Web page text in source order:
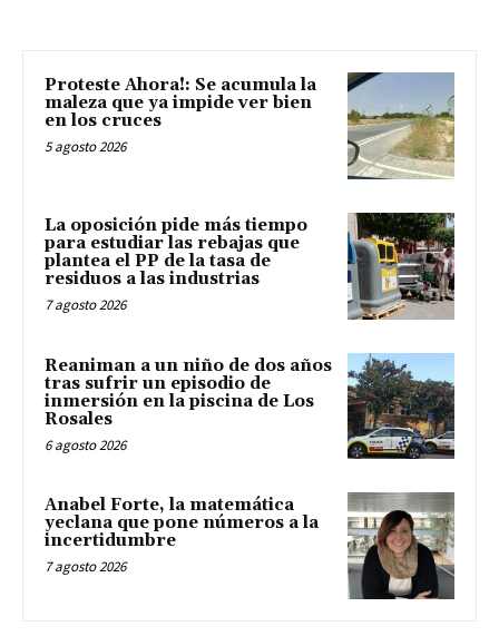
Proteste Ahora!: Se acumula la
maleza que ya impide ver bien
en los cruces
5 agosto 2026
La oposición pide más tiempo
para estudiar las rebajas que
plantea el PP de la tasa de
residuos a las industrias
7 agosto 2026
Reaniman a un niño de dos años
tras sufrir un episodio de
inmersión en la piscina de Los
Rosales
6 agosto 2026
Anabel Forte, la matemática
yeclana que pone números a la
incertidumbre
7 agosto 2026